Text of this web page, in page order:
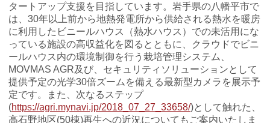
タートアップ支援を目指しています。 岩手県の八幡平市で
は、30年以上前から地熱発電所から供給される熱水を暖房
に利用したビニールハウス（熱水ハウス）での未活用にな
っている施設の高収益化を図るとともに、クラウドでビニ
ールハウス内の環境制御を行う栽培管理システム、
MOVMAS AGR及び、セキュリティソリューションとして
提供予定の光学30倍ズームを備える最新型カメラを展示予
定です。また、次なるステップ
(https://agri.mynavi.jp/2018_07_27_33658/)として触れた、
高石野地区(50棟)再生への近況についてもご案内いたしま